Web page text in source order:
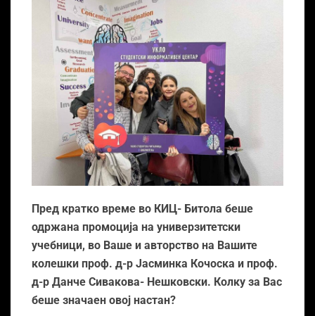
Пред кратко време во КИЦ- Битола беше
одржана промоција на универзитетски
учебници, во Ваше и авторство на Вашите
колешки проф. д-р Јасминка Кочоска и проф.
д-р Данче Сивакова- Нешковски. Колку за Вас
беше значаен овој настан?